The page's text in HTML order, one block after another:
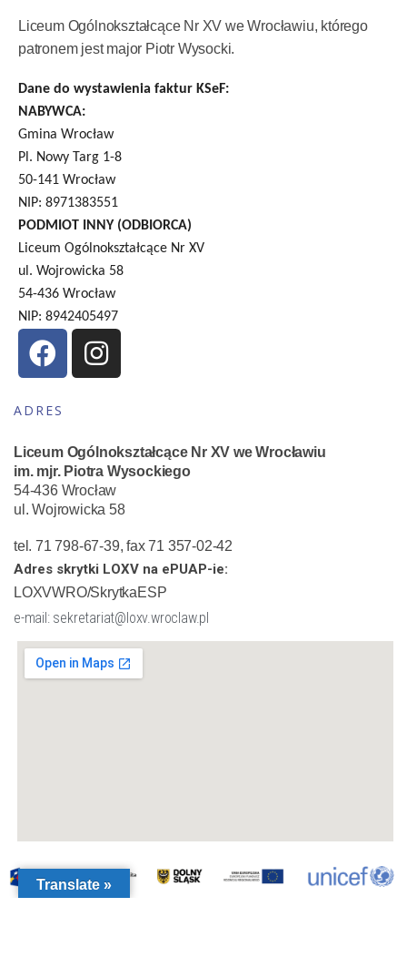
Liceum Ogólnokształcące Nr XV we Wrocławiu, którego
patronem jest major Piotr Wysocki.
Dane do wystawienia faktur KSeF:
NABYWCA:
Gmina Wrocław
Pl. Nowy Targ 1-8
50-141 Wrocław
NIP: 8971383551
PODMIOT INNY (ODBIORCA)
Liceum Ogólnokształcące Nr XV
ul. Wojrowicka 58
54-436 Wrocław
NIP: 8942405497
ADRES
Liceum Ogólnokształcące Nr XV we Wrocławiu
im. mjr. Piotra Wysockiego
54-436 Wrocław
ul. Wojrowicka 58
tel. 71 798-67-39, fax 71 357-02-42
Adres skrytki LOXV na ePUAP-ie:
LOXVWRO/SkrytkaESP
e-mail: sekretariat@loxv.wroclaw.pl
Translate »